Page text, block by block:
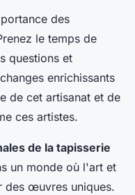
des
le temps de
questions et
enrichissants
de cet artisanat et de
ces artistes.
de la tapisserie
un monde où l'art et
des œuvres uniques.